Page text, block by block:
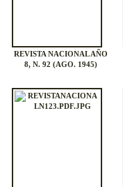
REVISTA NACIONAL AÑO
8, N. 92 (AGO. 1945)